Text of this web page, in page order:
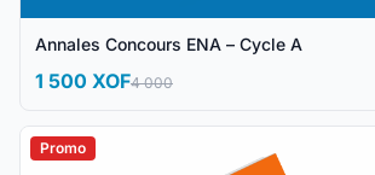
Annales Concours ENA – Cycle A
1 500 XOF4 000
Promo